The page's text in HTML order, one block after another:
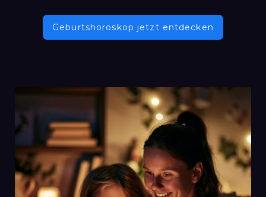
Geburtshoroskop jetzt entdecken